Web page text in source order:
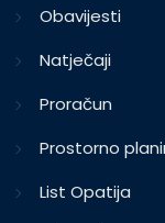
Obavijesti
Natječaji
Proračun
Prostorno
List Opatija